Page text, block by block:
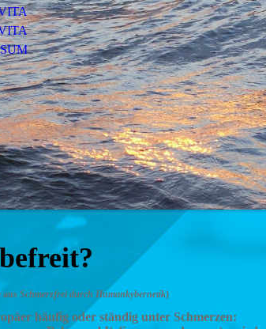
aus Schmerzfrei durch Humankybernetik)
häufig oder ständig unter Schmerzen: